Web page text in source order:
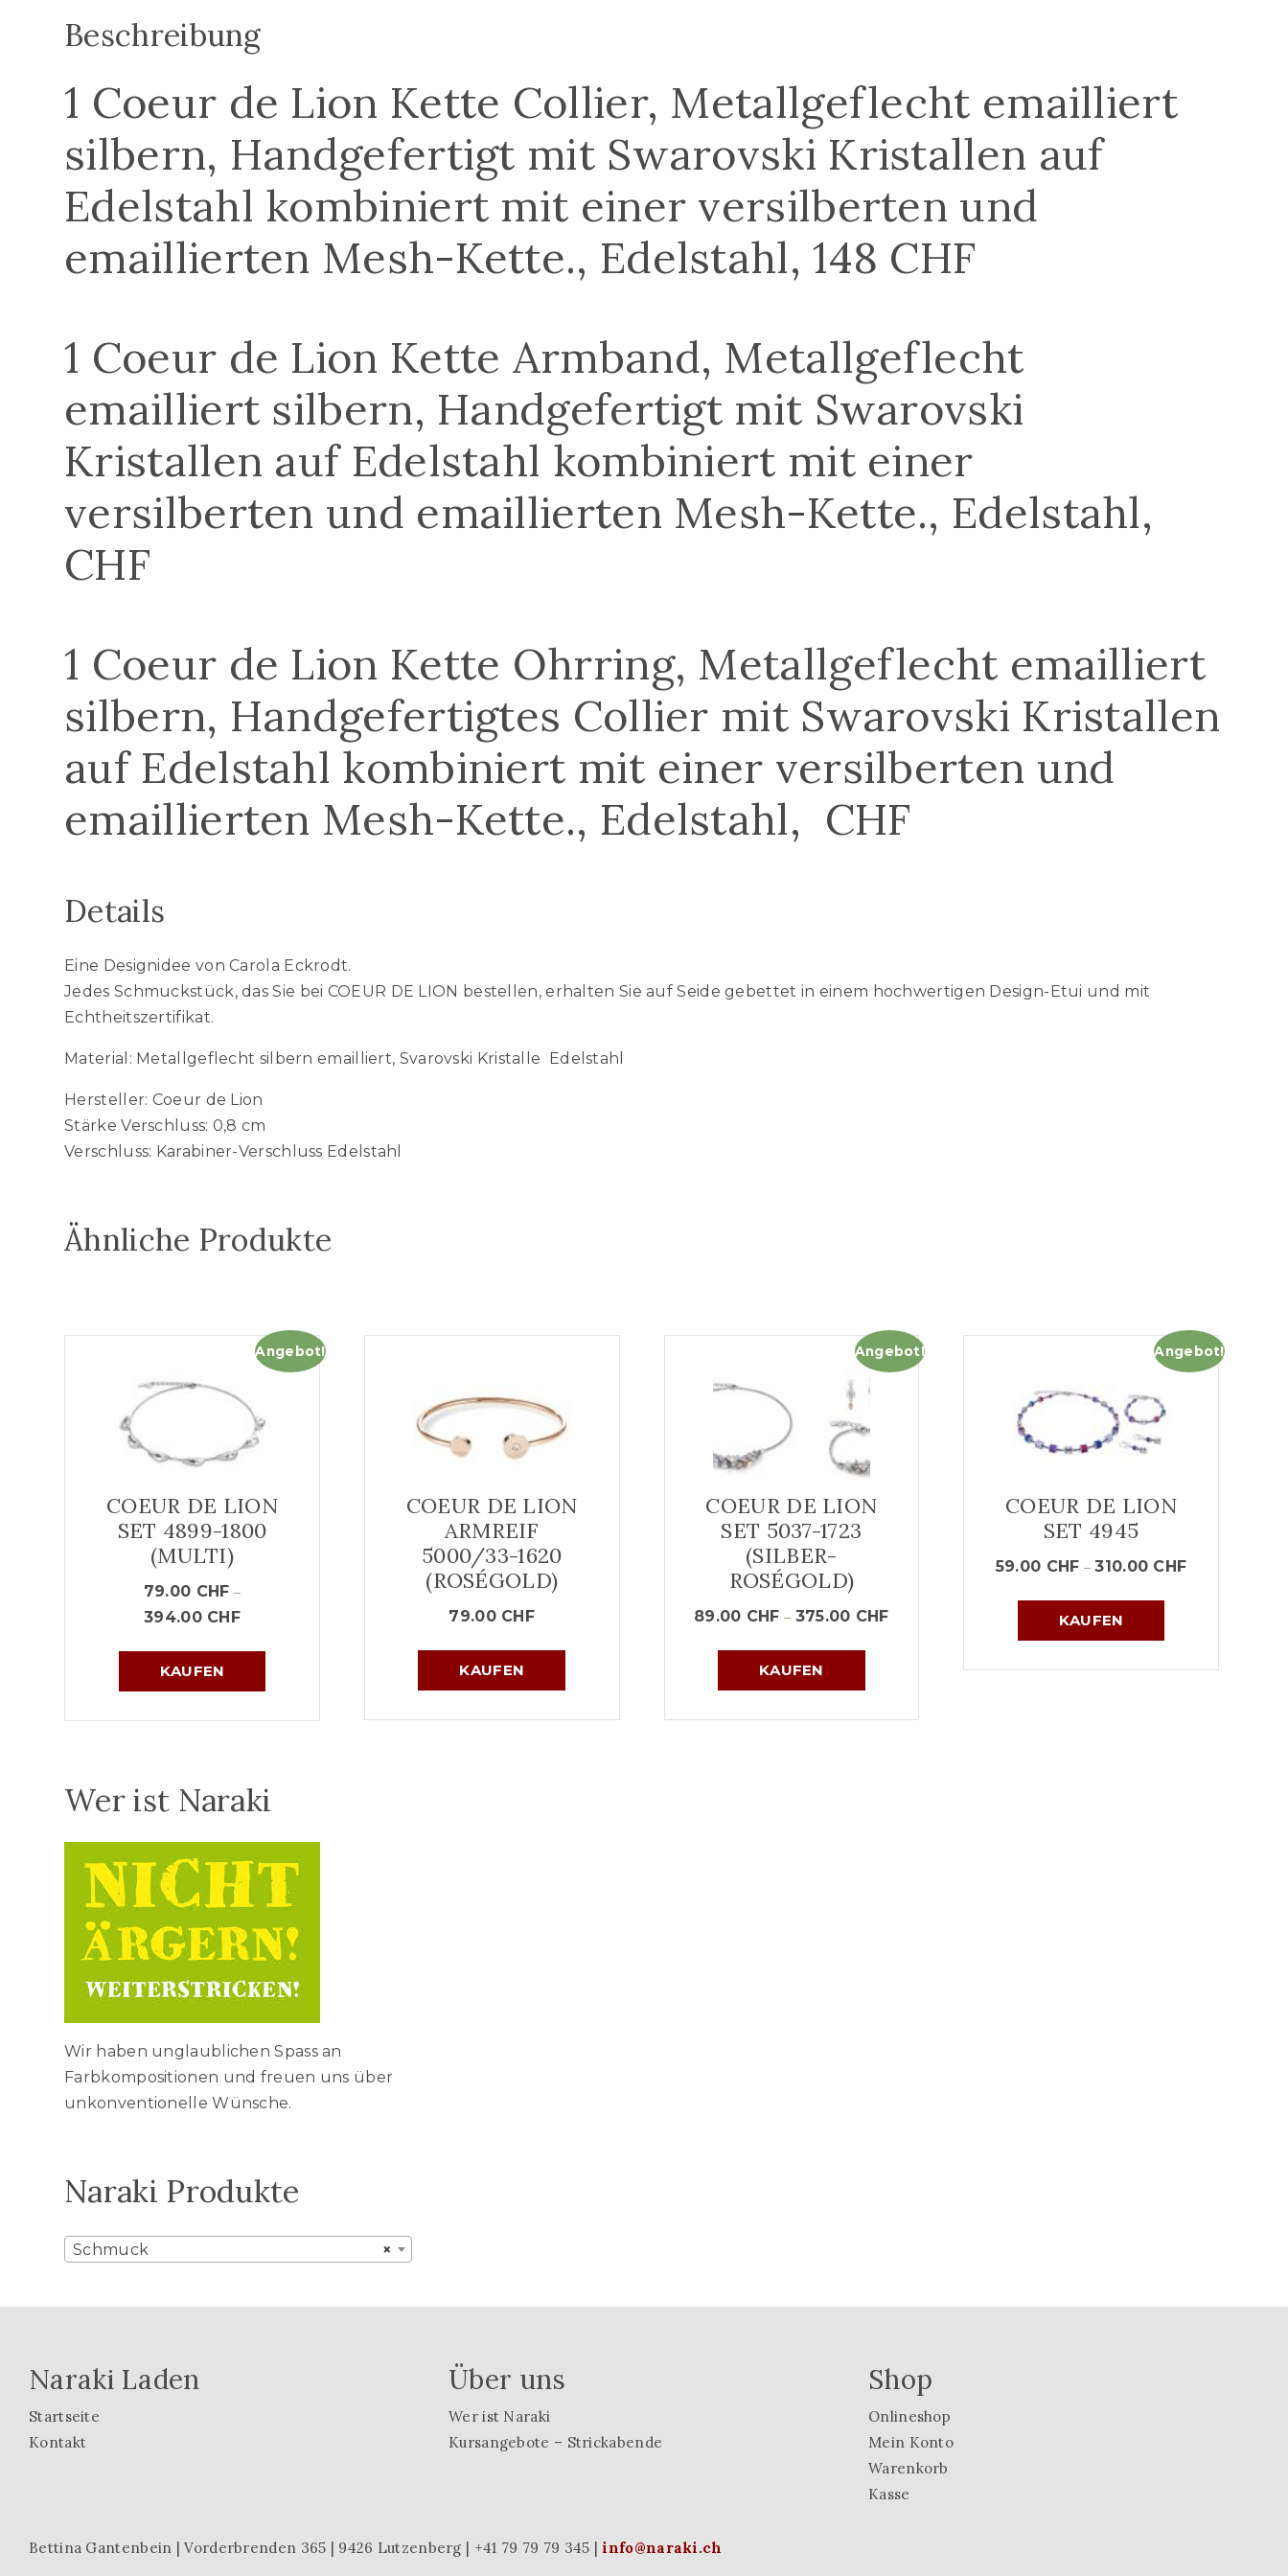
Beschreibung
1 Coeur de Lion Kette Collier, Metallgeflecht emailliert
silbern, Handgefertigt mit Swarovski Kristallen auf
Edelstahl kombiniert mit einer versilberten und
emaillierten Mesh-Kette., Edelstahl, 148 CHF
1 Coeur de Lion Kette Armband, Metallgeflecht
emailliert silbern, Handgefertigt mit Swarovski
Kristallen auf Edelstahl kombiniert mit einer
versilberten und emaillierten Mesh-Kette., Edelstahl,
CHF
1 Coeur de Lion Kette Ohrring, Metallgeflecht emailliert
silbern, Handgefertigtes Collier mit Swarovski Kristallen
auf Edelstahl kombiniert mit einer versilberten und
emaillierten Mesh-Kette., Edelstahl, CHF
Details
Eine Designidee von Carola Eckrodt.
Jedes Schmuckstück, das Sie bei COEUR DE LION bestellen, erhalten Sie auf Seide gebettet in einem hochwertigen Design-Etui und mit
Echtheitszertifikat.
Material: Metallgeflecht silbern emailliert, Svarovski Kristalle Edelstahl
Hersteller: Coeur de Lion
Stärke Verschluss: 0,8 cm
Verschluss: Karabiner-Verschluss Edelstahl
Ähnliche Produkte
Angebot!
COEUR DE LION
SET 4899-1800
(MULTI)
79.00 CHF –
394.00 CHF
KAUFEN
COEUR DE LION
ARMREIF
5000/33-1620
(ROSÉGOLD)
79.00 CHF
KAUFEN
Angebot!
COEUR DE LION
SET 5037-1723
(SILBER-
ROSÉGOLD)
89.00 CHF – 375.00 CHF
KAUFEN
Angebot!
COEUR DE LION
SET 4945
59.00 CHF –310.00 CHF
KAUFEN
Wer ist Naraki
Wir haben unglaublichen Spass an
Farbkompositionen und freuen uns über
unkonventionelle Wünsche.
Naraki Produkte
×
Schmuck
Naraki Laden
Startseite
Kontakt
Über uns
Wer ist Naraki
Kursangebote – Strickabende
Shop
Onlineshop
Mein Konto
Warenkorb
Kasse
Bettina Gantenbein | Vorderbrenden 365 | 9426 Lutzenberg | +41 79 79 79 345 | info@naraki.ch